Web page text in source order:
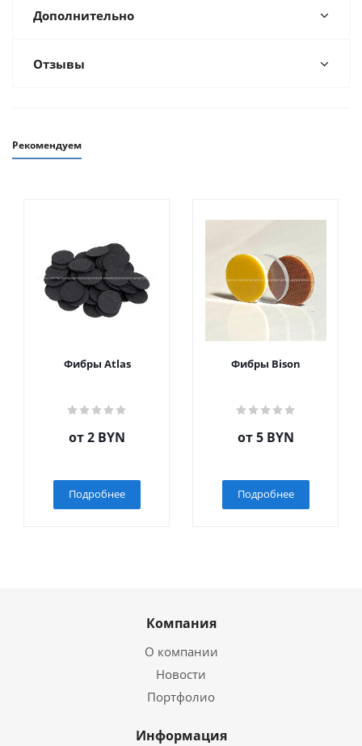
Дополнительно
Отзывы
Рекомендуем
Фибры Atlas
от2 BYN
Подробнее
Фибры Bison
от5 BYN
Подробнее
Компания
О компании
Новости
Портфолио
Информация